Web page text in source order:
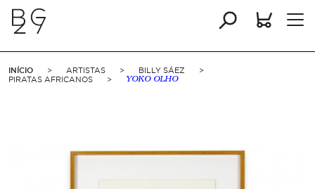
INÍCIO > ARTISTAS > BILLY SÁEZ
>
PIRATAS AFRICANOS
> YOKO OLHO